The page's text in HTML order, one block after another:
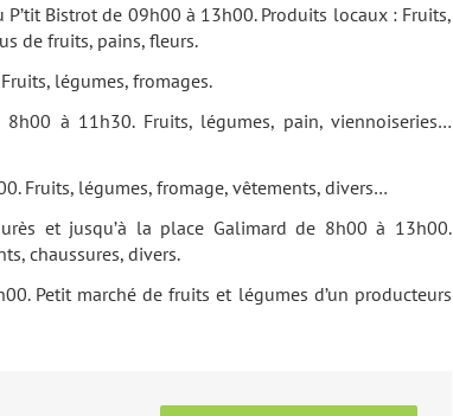
Bistrot de 09h00 à 13h00. Produits locaux : Fruits,
de fruits, pains, fleurs.
légumes, fromages.
à 11h30. Fruits, légumes, pain, viennoiseries…
Fruits, légumes, fromage, vêtements, divers…
et jusqu’à la place Galimard de 8h00 à 13h00.
chaussures, divers.
Petit marché de fruits et légumes d’un producteurs